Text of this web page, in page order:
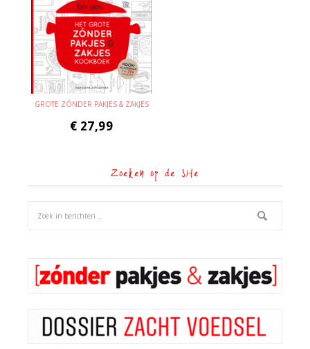
GROTE ZÓNDER PAKJES & ZAKJES
€ 27,99
Zoeken op de site